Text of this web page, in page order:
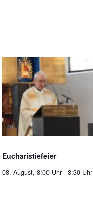
Eucharistiefeier
08. August, 8:00 Uhr - 8:30 Uhr